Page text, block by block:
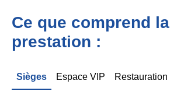
Ce que comprend la
prestation :
Sièges Espace VIP Restauration